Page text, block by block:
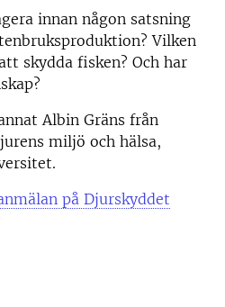
innan någon satsning
Vilken
skydda fisken? Och har
Albin Gräns från
miljö och hälsa,
på Djurskyddet